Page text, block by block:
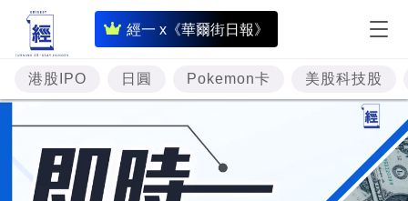
經一 x《華爾街日報》
即
時
財
經
專
題
投
港股IPO 日圓 Pokemon卡 美股科技股